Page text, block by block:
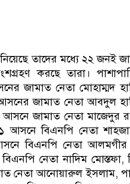
তাদের মধ্যে ২২ জনই
অংশগ্রহণ করছে তারা।
জামাত নেতা মোহাম্মদ
জামাত নেতা আবদুল
জামাত নেতা মাজেদুর
আসনে বিএনপি নেতা
বিএনপি নেতা
নেতা নাদিম মোস্তফা,
নেতা আনোয়ারুল ইসলাম,